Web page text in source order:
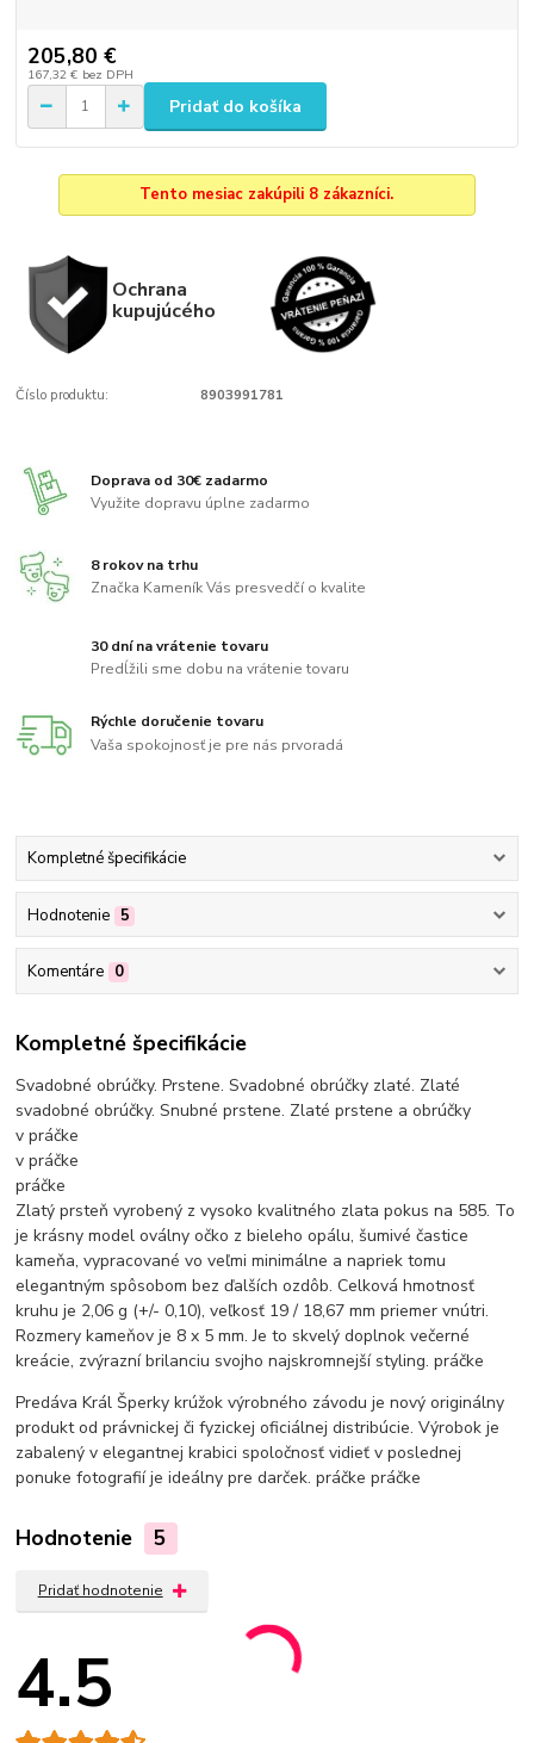
205,80 €
167,32 € bez DPH
Pridať do košíka
Tento mesiac zakúpili 8 zákazníci.
Ochrana
kupujúcého
Číslo produktu: 8903991781
Doprava od 30€ zadarmo
Využite dopravu úplne zadarmo
8 rokov na trhu
Značka Kameník Vás presvedčí o kvalite
30 dní na vrátenie tovaru
Predĺžili sme dobu na vrátenie tovaru
Rýchle doručenie tovaru
Vaša spokojnosť je pre nás prvoradá
Kompletné špecifikácie
Hodnotenie 5
Komentáre 0
Kompletné špecifikácie
Svadobné obrúčky. Prstene. Svadobné obrúčky zlaté. Zlaté
svadobné obrúčky. Snubné prstene. Zlaté prstene a obrúčky
v práčke
v práčke
práčke
Zlatý prsteň vyrobený z vysoko kvalitného zlata pokus na 585. To
je krásny model oválny očko z bieleho opálu, šumivé častice
kameňa, vypracované vo veľmi minimálne a napriek tomu
elegantným spôsobom bez ďalších ozdôb. Celková hmotnosť
kruhu je 2,06 g (+/- 0,10), veľkosť 19 / 18,67 mm priemer vnútri.
Rozmery kameňov je 8 x 5 mm. Je to skvelý doplnok večerné
kreácie, zvýrazní brilanciu svojho najskromnejší styling.práčke
Predáva Král Šperky krúžok výrobného závodu je nový originálny
produkt od právnickej či fyzickej oficiálnej distribúcie. Výrobok je
zabalený v elegantnej krabici spoločnosť vidieť v poslednej
ponuke fotografií je ideálny pre darček.práčkepráčke
Hodnotenie 5
Pridať hodnotenie
4.5